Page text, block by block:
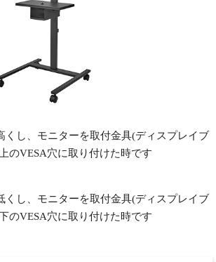
くし、モニターを取付金具(ディスプレイブ
のVESA穴に取り付けた時です
くし、モニターを取付金具(ディスプレイブ
のVESA穴に取り付けた時です